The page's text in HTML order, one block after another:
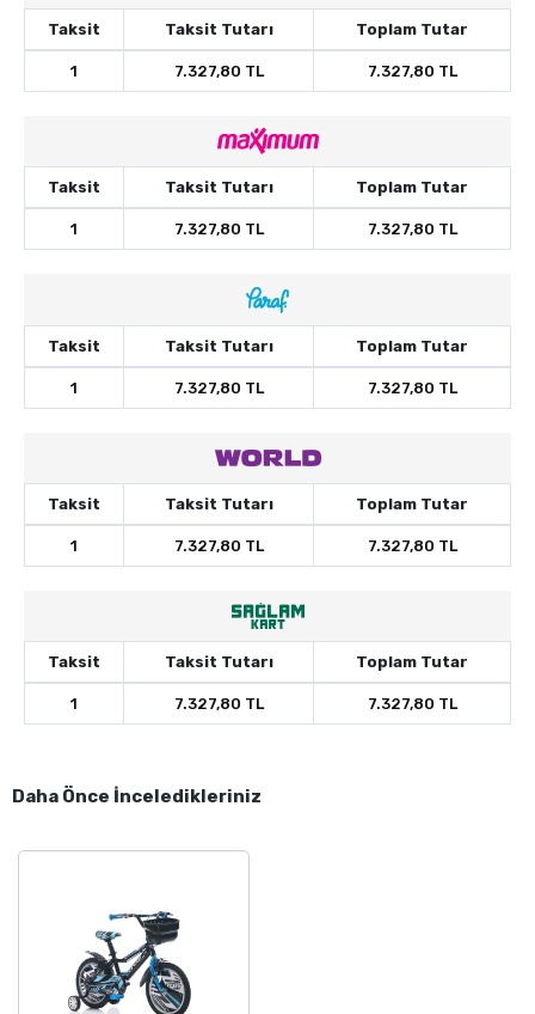
Taksit Taksit Tutarı Toplam Tutar
1 7.327,80 TL 7.327,80 TL
Taksit Taksit Tutarı Toplam Tutar
1 7.327,80 TL 7.327,80 TL
Taksit Taksit Tutarı Toplam Tutar
1 7.327,80 TL 7.327,80 TL
Taksit Taksit Tutarı Toplam Tutar
1 7.327,80 TL 7.327,80 TL
Taksit Taksit Tutarı Toplam Tutar
1 7.327,80 TL 7.327,80 TL
Daha Önce İnceledikleriniz